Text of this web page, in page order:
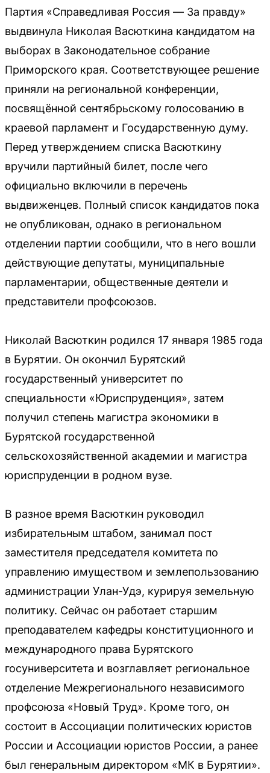
Партия «Справедливая Россия — За правду»
выдвинула Николая Васюткина кандидатом на
выборах в Законодательное собрание
Приморского края. Соответствующее решение
приняли на региональной конференции,
посвящённой сентябрьскому голосованию в
краевой парламент и Государственную думу.
Перед утверждением списка Васюткину
вручили партийный билет, после чего
официально включили в перечень
выдвиженцев. Полный список кандидатов пока
не опубликован, однако в региональном
отделении партии сообщили, что в него вошли
действующие депутаты, муниципальные
парламентарии, общественные деятели и
представители профсоюзов.
Николай Васюткин родился 17 января 1985 года
в Бурятии. Он окончил Бурятский
государственный университет по
специальности «Юриспруденция», затем
получил степень магистра экономики в
Бурятской государственной
сельскохозяйственной академии и магистра
юриспруденции в родном вузе.
В разное время Васюткин руководил
избирательным штабом, занимал пост
заместителя председателя комитета по
управлению имуществом и землепользованию
администрации Улан-Удэ, курируя земельную
политику. Сейчас он работает старшим
преподавателем кафедры конституционного и
международного права Бурятского
госуниверситета и возглавляет региональное
отделение Межрегионального независимого
профсоюза «Новый Труд». Кроме того, он
состоит в Ассоциации политических юристов
России и Ассоциации юристов России, а ранее
был генеральным директором «МК в Бурятии».